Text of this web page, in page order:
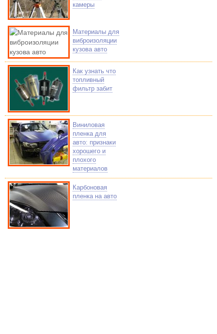
камеры
Материалы для
виброизоляции
кузова авто
Как узнать что
топливный
фильтр забит
Виниловая
пленка для
авто: признаки
хорошего и
плохого
материалов
Карбоновая
пленка на авто